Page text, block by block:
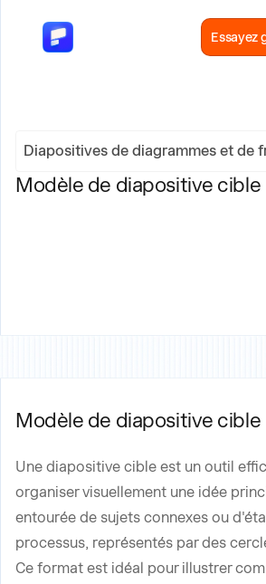
Essayez
Diapositives de diagrammes et de
Modèle de diapositive cible
Modèle de diapositive cible
Une diapositive cible est un outil
organiser visuellement une idée
entourée de sujets connexes ou
processus, représentés par des
Ce format est idéal pour illustrer